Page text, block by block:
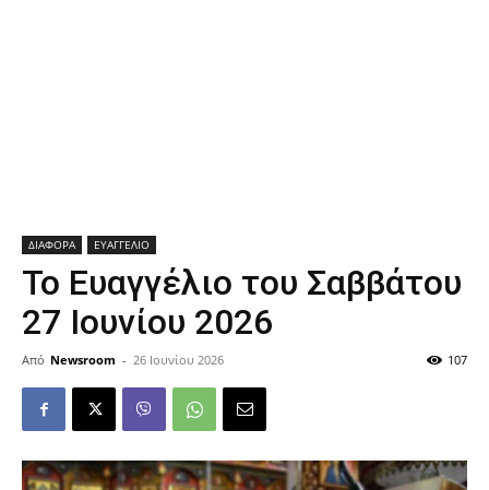
ΔΙΑΦΟΡΑ ΕΥΑΓΓΕΛΙΟ
Το Ευαγγέλιο του Σαββάτου
27 Ιουνίου 2026
Από Newsroom - 26 Ιουνίου 2026 107